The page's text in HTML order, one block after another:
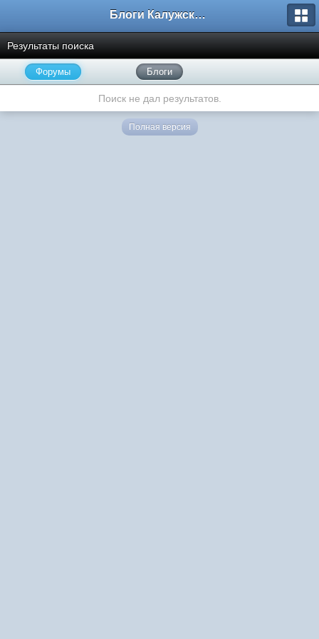
Блоги Калужского перекрестка
Результаты поиска
Форумы Блоги
Поиск не дал результатов.
Полная версия